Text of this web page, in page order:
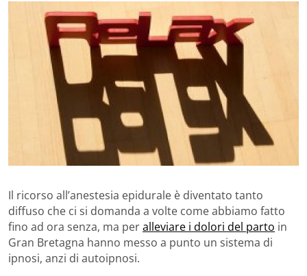
Il ricorso all’anestesia epidurale è diventato tanto
diffuso che ci si domanda a volte come abbiamo fatto
fino ad ora senza, ma peralleviare i dolori del parto in
Gran Bretagna hanno messo a punto un sistema di
ipnosi, anzi di autoipnosi.